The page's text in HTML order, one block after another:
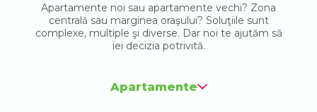
Apartamente noi sau apartamente vechi? Zona
centrală sau marginea oraşului? Soluţiile sunt
complexe, multiple şi diverse. Dar noi te ajutăm să
iei decizia potrivită.
Apartamente